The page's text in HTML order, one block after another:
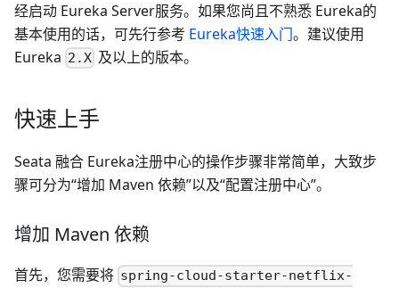
经启动 Eureka Server服务。如果您尚且不熟悉 Eureka的
基本使用的话，可先行参考 Eureka快速入门。建议使用
Eureka 2.X 及以上的版本。
快速上手
Seata 融合 Eureka注册中心的操作步骤非常简单，大致步
骤可分为“增加 Maven 依赖”以及“配置注册中心”。
增加 Maven 依赖
首先，您需要将 spring-cloud-starter-netflix-